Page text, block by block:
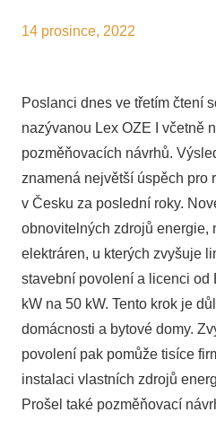
14 prosince, 2022
Poslanci dnes ve třetím čtení
nazývanou Lex OZE I včetně
pozměňovacích návrhů.
znamená největší úspěch pro
v Česku za poslední roky.
obnovitelných zdrojů energie,
elektráren, u kterých zvyšuje
stavební povolení a licenci od
kW na 50 kW. Tento krok je
domácnosti a bytové domy.
povolení pak pomůže tisíce
instalaci vlastních zdrojů
Prošel také pozměňovací